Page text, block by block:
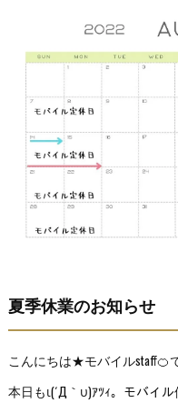
夏季休業のお知らせ
こんにちは★モバイルstaff🍊
本日もι(´Д｀υ)ｱﾂｨ。モバイ